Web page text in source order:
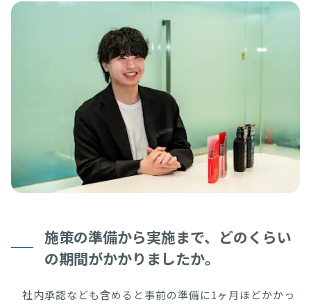
施策の準備から実施まで、どのくらい
の期間がかかりましたか。
社内承認なども含めると事前の準備に1ヶ月ほどかかっ